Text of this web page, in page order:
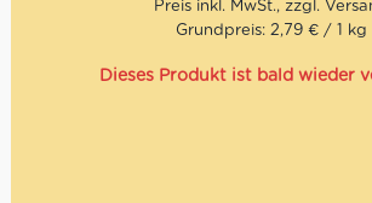
La Molisana ist nicht nur eine
Geschichte einer Familie in vierter
es ist, einzigartige und exquisite
Die Marke wurde vor über einem
Grundpreis: 2,79 € / 1 kg
Dieses Produkt ist bald wieder